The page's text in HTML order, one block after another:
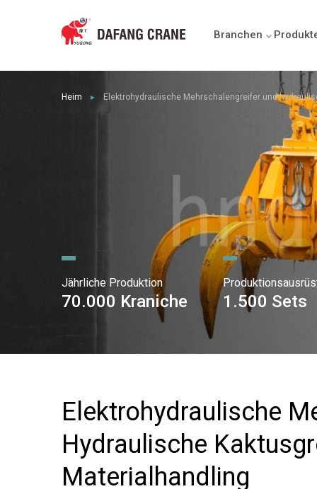
Branchen
Heim ► Elektrohydraulische Mehrschalengreifer und
Jährliche Produktion
70.000 Kraniche 1.500 Sets
Elektrohydraulische
Hydraulische
Materialhandling